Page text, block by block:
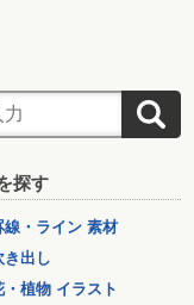
探す
線・ライン 素材
き出し
・植物 イラスト